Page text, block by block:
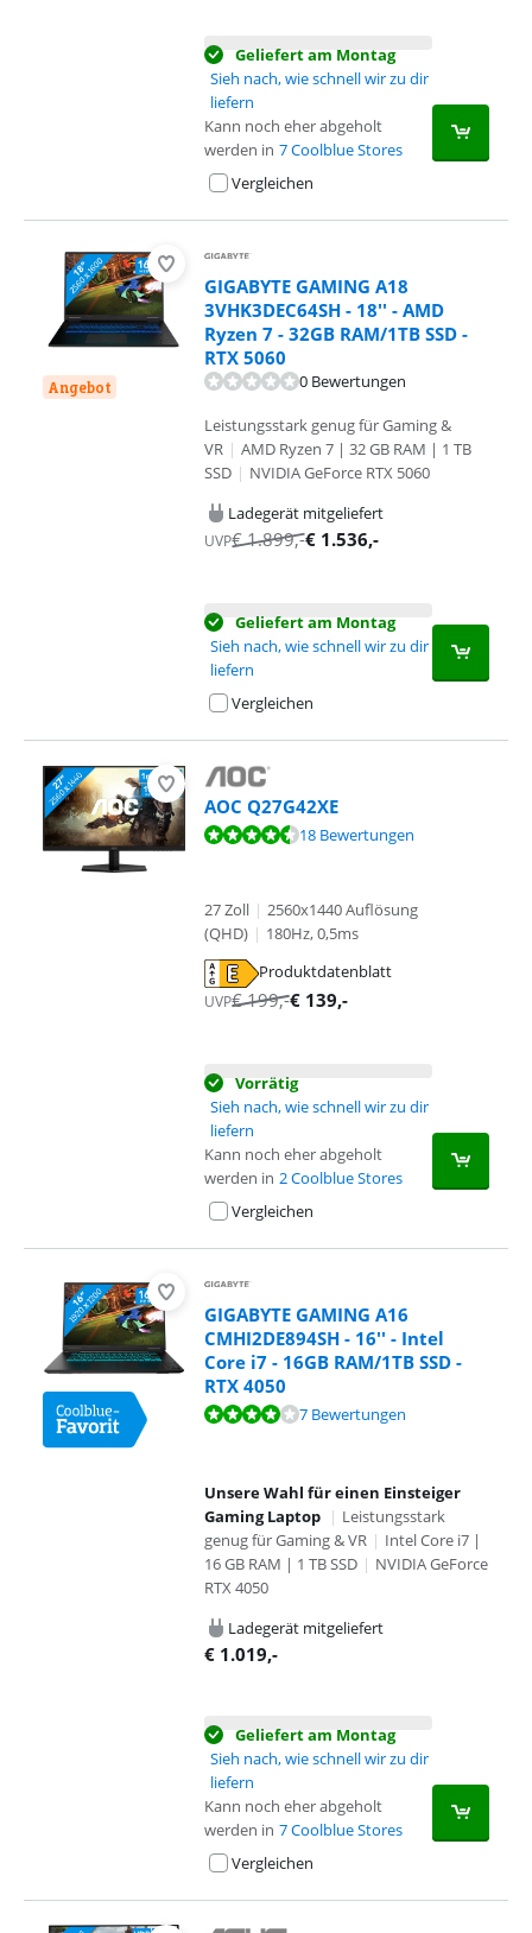
Geliefert am Montag
Sieh nach, wie schnell wir zu dir
liefern
Kann noch eher abgeholt
werden in 7 Coolblue Stores
Vergleichen
Angebot
GIGABYTE GAMING A18
3VHK3DEC64SH - 18'' - AMD
Ryzen 7 - 32GB RAM/1TB SSD -
RTX 5060
0 Bewertungen
Leistungsstark genug für Gaming &
VR | AMD Ryzen 7 | 32 GB RAM | 1 TB
SSD | NVIDIA GeForce RTX 5060
Ladegerät mitgeliefert
UVP€1.899,-€ 1.536,-
Geliefert am Montag
Sieh nach, wie schnell wir zu dir
liefern
Vergleichen
AOC Q27G42XE
Bewertet mit 8,6 von 10, basierend auf 18 Bewertungen.
18 Bewertungen
27 Zoll | 2560x1440 Auflösung
(QHD) | 180Hz, 0,5ms
Produktdatenblatt
wird in neuem Tab geöffnetUVP€199,-€ 139,-
Vorrätig
Sieh nach, wie schnell wir zu dir
liefern
Kann noch eher abgeholt
werden in 2 Coolblue Stores
Vergleichen
GIGABYTE GAMING A16
CMHI2DE894SH - 16'' - Intel
Core i7 - 16GB RAM/1TB SSD -
RTX 4050
Bewertet mit 8,1 von 10, basierend auf 7 Bewertungen.
7 Bewertungen
Unsere Wahl für einen Einsteiger
Gaming Laptop | Leistungsstark
genug für Gaming & VR | Intel Core i7 |
16 GB RAM | 1 TB SSD | NVIDIA GeForce
RTX 4050
Ladegerät mitgeliefert
€ 1.019,-
Geliefert am Montag
Sieh nach, wie schnell wir zu dir
liefern
Kann noch eher abgeholt
werden in 7 Coolblue Stores
Vergleichen